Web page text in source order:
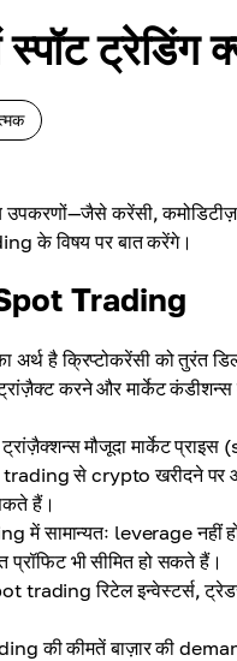
ट्रेडिंग
करेंसी,
के विषय पर बात करेंगे।
Trading
है क्रिप्टोकरेंसी को तुरंत
ट्रांज़ैक्ट करने और मार्केट
ट्रांज़ैक्शन्स मौजूदा मार्केट
से crypto खरीदने पर
हैं।
में सामान्यतः leverage नहीं
प्रॉफिट भी सीमित हो सकते हैं।
trading रिटेल इन्वेस्टर्स,
की कीमतें बाज़ार की